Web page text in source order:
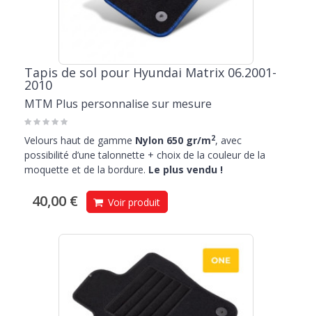
Tapis de sol pour Hyundai Matrix 06.2001-
2010
MTM Plus personnalise sur mesure
Velours haut de gamme Nylon 650 gr/m2, avec
possibilité d’une talonnette + choix de la couleur de la
moquette et de la bordure. Le plus vendu !
40,00 € Voir produit